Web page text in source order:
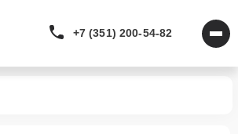
+7 (351) 200-54-82